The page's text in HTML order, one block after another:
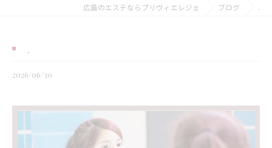
広島のエステならプリヴィエレジェ ブログ .
.
2026/06/30